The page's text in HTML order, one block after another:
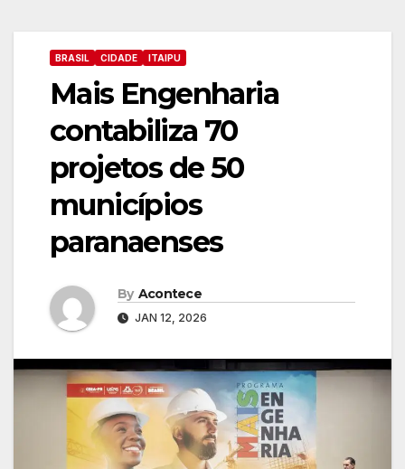
BRASIL CIDADE ITAIPU
Mais Engenharia
contabiliza 70
projetos de 50
municípios
paranaenses
By Acontece
JAN 12, 2026